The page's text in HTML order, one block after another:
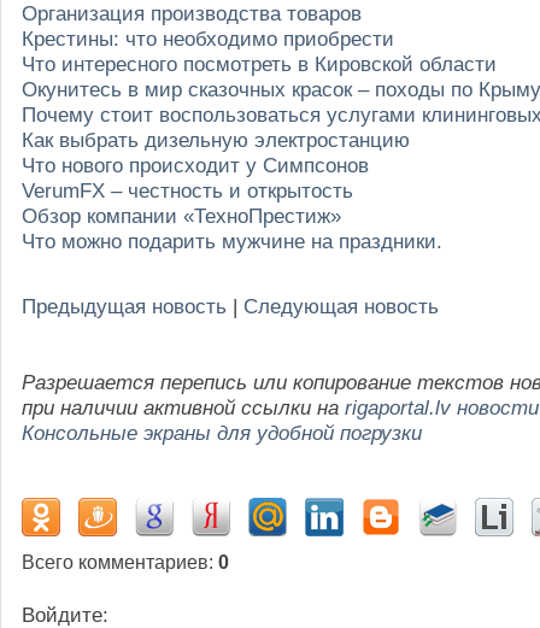
Организация производства товаров
Крестины: что необходимо приобрести
Что интересного посмотреть в Кировской области
Окунитесь в мир сказочных красок – походы по Крыму
Почему стоит воспользоваться услугами
Как выбрать дизельную электростанцию
Что нового происходит у Симпсонов
VerumFX – честность и открытость
Обзор компании «ТехноПрестиж»
Что можно подарить мужчине на праздники.
Предыдущая новость | Следующая новость
Разрешается перепись или копирование текстов
при наличии активной ссылки на rigaportal.lv новости
Консольные экраны для удобной погрузки
Всего комментариев: 0
Войдите: